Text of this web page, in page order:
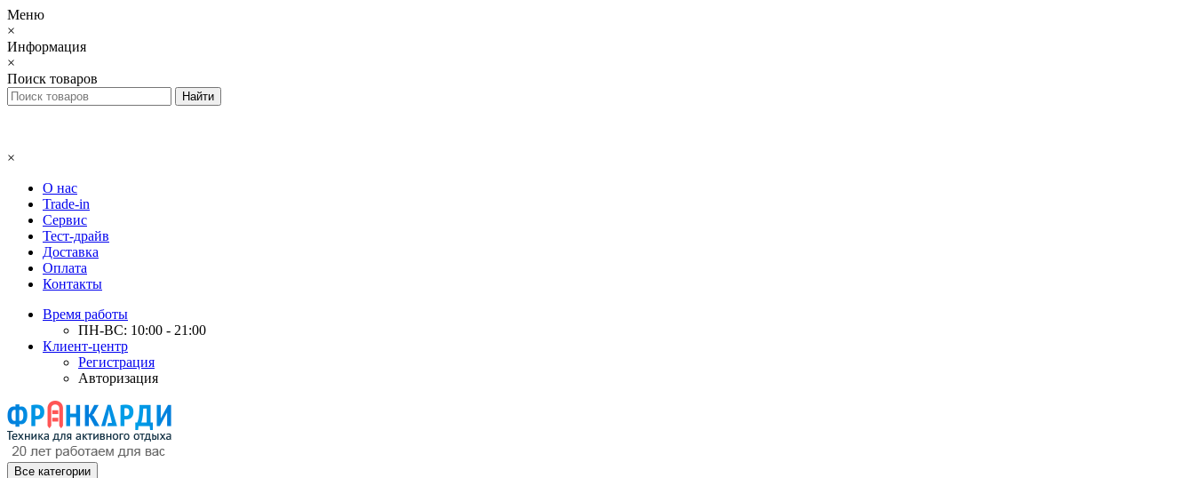
Меню
×
Информация
×
Поиск товаров
×
О нас
Trade-in
Сервис
Тест-драйв
Доставка
Оплата
Контакты
Время работы
ПН-ВС: 10:00 - 21:00
Клиент-центр
Регистрация
Авторизация
Все категории